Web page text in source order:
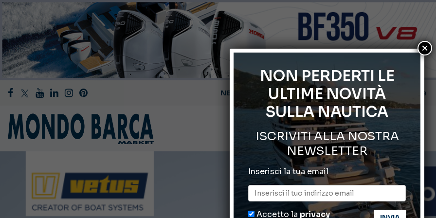
Montecristo Yachting, l’orologio per il diportista
Gommoni Callegari acquisisce Geniuss
66° Salone Nautico Internazionale di Genova
ABOFA 2026: la fiera del mare ad Aqaba
Cannes Yachting Festival 2026: tutte le novità attese a
NON PERDERTI LE
ULTIME NOVITÀ
SULLA NAUTICA
ISCRIVITI ALLA NOSTRA
NEWSLETTER
Inserisci la tua email
Accetto la privacy
×